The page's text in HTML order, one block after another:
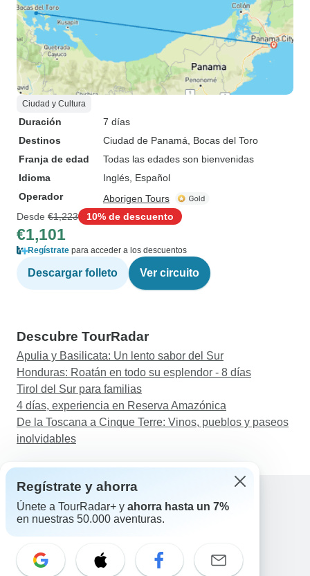
Ciudad y Cultura
Duración
7 días
Destinos
Ciudad de Panamá , Bocas del Toro
Franja de edad
Todas las edades son bienvenidas
Idioma
Inglés, Español
Operador
Aborigen Tours
Desde €1,223 10% de descuento
€1,101
Regístrate para acceder a los descuentos
Descargar folleto Ver circuito
Descubre TourRadar
Apulia y Basilicata: Un lento sabor del Sur
Honduras: Roatán en todo su esplendor - 8 días
Tirol del Sur para familias
4 días, experiencia en Reserva Amazónica
De la Toscana a Cinque Terre: Vinos, pueblos y paseos
inolvidables
Ayuda
Correo electrónico: support@tourradar.com
Regístrate y ahorra
Únete a TourRadar+ y ahorra hasta un 7%
en nuestras 50.000 aventuras.